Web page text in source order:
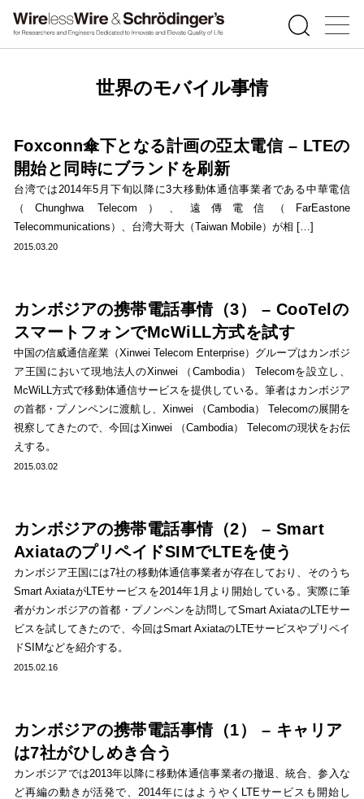
世界のモバイル事情
Foxconn傘下となる計画の亞太電信 – LTEの
開始と同時にブランドを刷新
台湾では2014年5月下旬以降に3大移動体通信事業者である中華電信
（Chunghwa Telecom）、遠傳電信（FarEastone
Telecommunications）、台湾大哥大（Taiwan Mobile）が相 […]
2015.03.20
カンボジアの携帯電話事情（3） – CooTelの
スマートフォンでMcWiLL方式を試す
中国の信威通信産業（Xinwei Telecom Enterprise）グループはカンボジ
ア王国において現地法人のXinwei （Cambodia） Telecomを設立し、
McWiLL方式で移動体通信サービスを提供している。筆者はカンボジア
の首都・プノンペンに渡航し、Xinwei （Cambodia） Telecomの展開を
視察してきたので、今回はXinwei （Cambodia） Telecomの現状をお伝
えする。
2015.03.02
カンボジアの携帯電話事情（2） – Smart
AxiataのプリペイドSIMでLTEを使う
カンボジア王国には7社の移動体通信事業者が存在しており、そのうち
Smart AxiataがLTEサービスを2014年1月より開始している。実際に筆
者がカンボジアの首都・プノンペンを訪問してSmart AxiataのLTEサー
ビスを試してきたので、今回はSmart AxiataのLTEサービスやプリペイ
ドSIMなどを紹介する。
2015.02.16
カンボジアの携帯電話事情（1） – キャリア
は7社がひしめき合う
カンボジアでは2013年以降に移動体通信事業者の撤退、統合、参入な
ど再編の動きが活発で、2014年にはようやくLTEサービスも開始し